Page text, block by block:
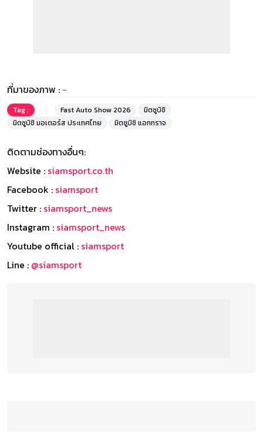
ที่มาของภาพ : -
Tag : Fast Auto Show 2026
มิตซูบิชิ
มิตซูบิชิ มอเตอร์ส ประเทศไทย
มิตซูบิชิ แอททราจ
ติดตามช่องทางอื่นๆ:
Website : siamsport.co.th
Facebook : siamsport
Twitter : siamsport_news
Instagram : siamsport_news
Youtube official : siamsport
Line : @siamsport